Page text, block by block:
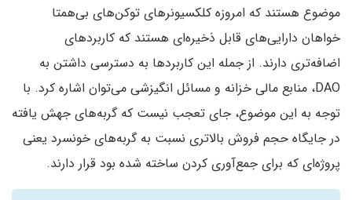
موضوع هستند که امروزه کلکسیونر‌های توکن‌های بی‌همتا
خواهان دارایی‌های قابل ذخیره‌ای هستند که کاربردهای
اضافه‌تری دارند. از جمله این کاربردها به دسترسی داشتن به
DAO‌، منابع مالی خزانه و مسائل انگیزشی می‌توان اشاره کرد. با
توجه به این موضوع، جای تعجب نیست که گربه‌های جهش یافته
در جایگاه حجم فروش بالاتری نسبت به گربه‌های خونسرد یعنی
پروژه‌ای که برای جمع‌آوری کردن ساخته شده بود قرار دارند.